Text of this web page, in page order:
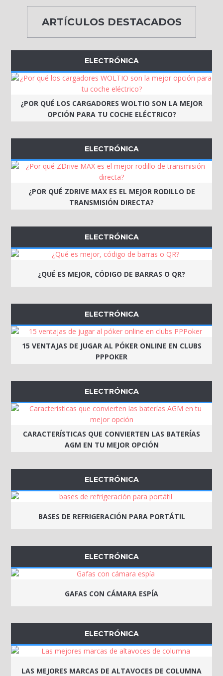
ARTÍCULOS DESTACADOS
ELECTRÓNICA
¿POR QUÉ LOS CARGADORES WOLTIO SON LA MEJOR
OPCIÓN PARA TU COCHE ELÉCTRICO?
ELECTRÓNICA
¿POR QUÉ ZDRIVE MAX ES EL MEJOR RODILLO DE
TRANSMISIÓN DIRECTA?
ELECTRÓNICA
¿QUÉ ES MEJOR, CÓDIGO DE BARRAS O QR?
ELECTRÓNICA
15 VENTAJAS DE JUGAR AL PÓKER ONLINE EN CLUBS
PPPOKER
ELECTRÓNICA
CARACTERÍSTICAS QUE CONVIERTEN LAS BATERÍAS
AGM EN TU MEJOR OPCIÓN
ELECTRÓNICA
BASES DE REFRIGERACIÓN PARA PORTÁTIL
ELECTRÓNICA
GAFAS CON CÁMARA ESPÍA
ELECTRÓNICA
LAS MEJORES MARCAS DE ALTAVOCES DE COLUMNA